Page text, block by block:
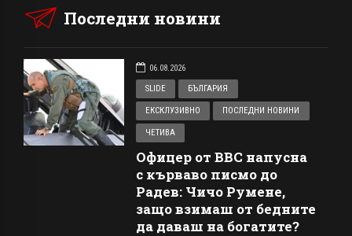
Последни новини
06.08.2026
SLIDE
БЪЛГАРИЯ
ЕКСКЛУЗИВНО ПОСЛЕДНИ НОВИНИ
ЧЕТИВА
Офицер от ВВС напусна
с кърваво писмо до
Радев: Чичо Румене,
защо взимаш от бедните
да даваш на богатите?